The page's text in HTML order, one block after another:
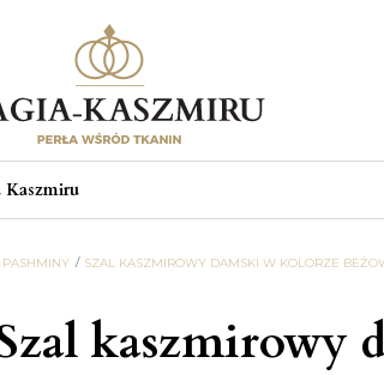
PASHMINY SZAL KASZMIROWY DAMSKI W KOLORZE
kaszmirowy